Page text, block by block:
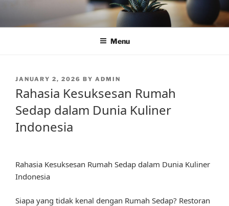
content
Menu
POSTED
JANUARY 2, 2026 BY ADMIN
Rahasia Kesuksesan Rumah
Sedap dalam Dunia Kuliner
Indonesia
Rahasia Kesuksesan Rumah Sedap dalam Dunia Kuliner
Indonesia
Siapa yang tidak kenal dengan Rumah Sedap? Restoran